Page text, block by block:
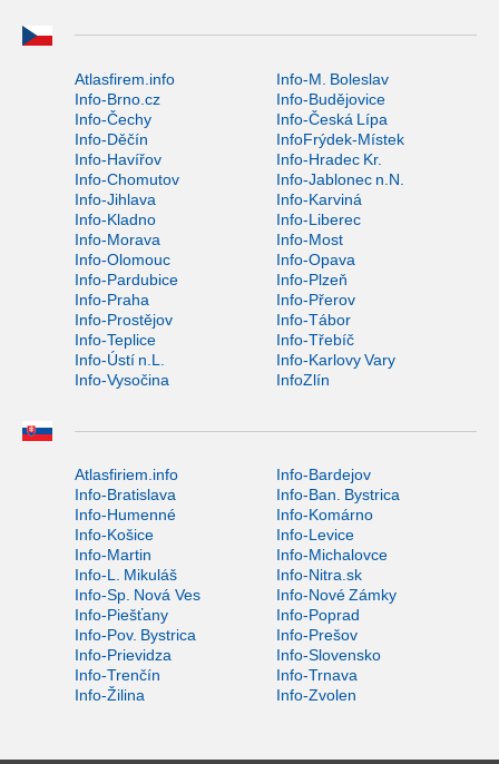
Atlasfirem.info
Info-M. Boleslav
Info-Brno.cz
Info-Budějovice
Info-Čechy
Info-Česká Lípa
Info-Děčín
InfoFrýdek-Místek
Info-Havířov
Info-Hradec Kr.
Info-Chomutov
Info-Jablonec n.N.
Info-Jihlava
Info-Karviná
Info-Kladno
Info-Liberec
Info-Morava
Info-Most
Info-Olomouc
Info-Opava
Info-Pardubice
Info-Plzeň
Info-Praha
Info-Přerov
Info-Prostějov
Info-Tábor
Info-Teplice
Info-Třebíč
Info-Ústí n.L.
Info-Karlovy Vary
Info-Vysočina
InfoZlín
Atlasfiriem.info
Info-Bardejov
Info-Bratislava
Info-Ban. Bystrica
Info-Humenné
Info-Komárno
Info-Košice
Info-Levice
Info-Martin
Info-Michalovce
Info-L. Mikuláš
Info-Nitra.sk
Info-Sp. Nová Ves
Info-Nové Zámky
Info-Piešťany
Info-Poprad
Info-Pov. Bystrica
Info-Prešov
Info-Prievidza
Info-Slovensko
Info-Trenčín
Info-Trnava
Info-Žilina
Info-Zvolen